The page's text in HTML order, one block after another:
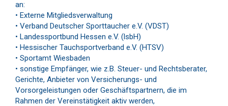
an:
• Externe Mitgliedsverwaltung
• Verband Deutscher Sporttaucher e.V. (VDST)
• Landessportbund Hessen e.V. (lsbH)
• Hessischer Tauchsportverband e.V. (HTSV)
• Sportamt Wiesbaden
• sonstige Empfänger, wie z.B. Steuer- und Rechtsberater,
Gerichte, Anbieter von Versicherungs- und
Vorsorgeleistungen oder Geschäftspartnern, die im
Rahmen der Vereinstätigkeit aktiv werden,